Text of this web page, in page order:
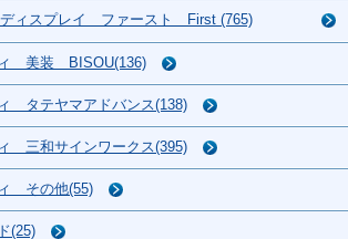
ディスプレイ ファースト First (765)
ィ 美装 BISOU(136)
タテヤマアドバンス(138)
三和サインワークス(395)
その他(55)
(25)